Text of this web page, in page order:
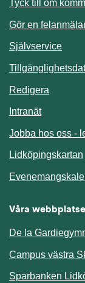
Tyck till om
Gör en
SjälvserviceLänk
Redigera
IntranätLänk till
Jobba hos oss -
Lidköpingskartan
Våra
De la
Campus västra
Sparbanken